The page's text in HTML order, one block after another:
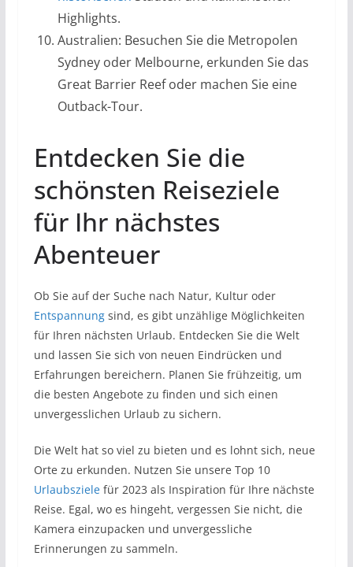
Highlights.
Australien: Besuchen Sie die Metropolen
Sydney oder Melbourne, erkunden Sie das
Great Barrier Reef oder machen Sie eine
Outback-Tour.
Entdecken Sie die
schönsten Reiseziele
für Ihr nächstes
Abenteuer
Ob Sie auf der Suche nach Natur, Kultur oder
Entspannungsind, es gibt unzählige Möglichkeiten
für Ihren nächsten Urlaub. Entdecken Sie die Welt
und lassen Sie sich von neuen Eindrücken und
Erfahrungen bereichern. Planen Sie frühzeitig, um
die besten Angebote zu finden und sich einen
unvergesslichen Urlaub zu sichern.
Die Welt hat so viel zu bieten und es lohnt sich, neue
Orte zu erkunden. Nutzen Sie unsere Top 10
Urlaubszielefür 2023 als Inspiration für Ihre nächste
Reise. Egal, wo es hingeht, vergessen Sie nicht, die
Kamera einzupacken und unvergessliche
Erinnerungen zu sammeln.